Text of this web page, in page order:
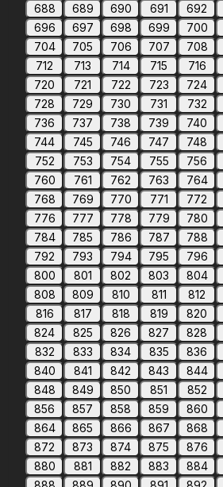
688
689 690 691 692
696
697 698 699 700
704
705 706 707 708
712
713 714 715 716
720
721 722 723 724
728
729 730 731 732
736
737 738 739 740
744
745 746 747 748
752
753 754 755 756
760
761 762 763 764
768
769 770 771 772
776
777 778 779 780
784
785 786 787 788
792
793 794 795 796
800
801 802 803 804
808
809 810 811 812
816
817 818 819 820
824
825 826 827 828
832
833 834 835 836
840
841 842 843 844
848
849 850 851 852
856
857 858 859 860
864
865 866 867 868
872
873 874 875 876
880
881 882 883 884